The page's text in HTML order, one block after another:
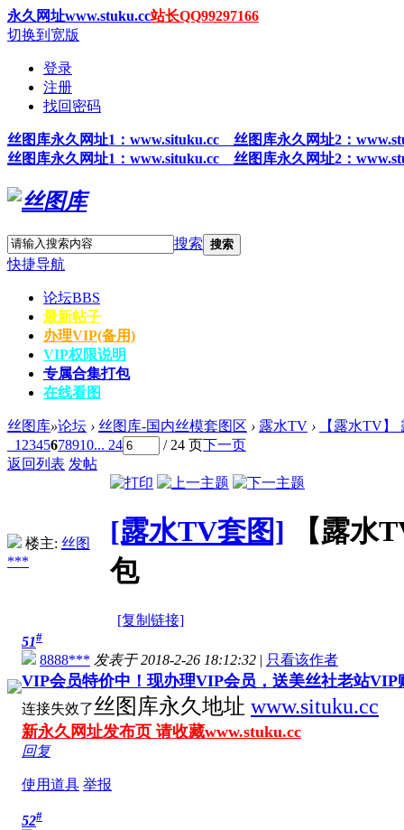
永久网址www.stuku.cc站长QQ99297166
切换到宽版
登录
注册
找回密码
丝图 库永久网址1 ：www.situku.cc 丝图库永久网址2：
丝图 库永久网址1 ：www.situku.cc 丝图库永久网址2：
搜索 搜索
快捷导航
论坛BBS
最新帖子
办理VIP(备用)
VIP权限说明
专属合集打包
在线看图
丝图库»论坛 › 丝图库-国内丝模套图区 › 露水TV ›
【露水TV】
1 2345678910... 24 / 24 页下一页
返回列表 发帖
楼主: 丝图
***
[露水TV套图]
【露水
包
[复制链接]
51#
8888*** 发表于 2018-2-26 18:12:32 | 只看该作者
VIP会员特价中！现办理VIP会员，送美丝社老站VIP
连接失效了丝图库永久地址 www.situku.cc
新永久网址发布页 请收藏www.stuku.cc
回复
使用道具 举报
52#